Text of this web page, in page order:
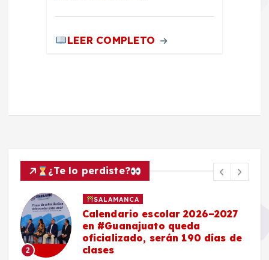
LEER COMPLETO
¿Te lo perdiste?
2
SALAMANCA
Calendario escolar 2026–2027
en #Guanajuato queda
oficializado, serán 190 días de
clases